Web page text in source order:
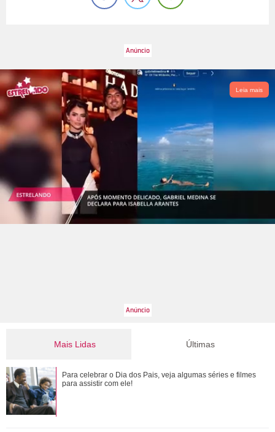
Leia mais
Mais Lidas
Adriana manda Iuri procurar o anel de Arthur. Veja o resumo
dos capítulos de Quem Ama Cuida
Últimas
Para celebrar o Dia dos Pais, veja algumas séries e filmes
para assistir com ele!